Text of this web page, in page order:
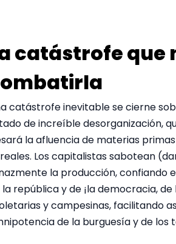
catástrofe que
catástrofe inevitable se cierne
de increíble desorganización,
la afluencia de materias
Los capitalistas sabotean
la producción, confiando
república y de ¡la democracia,
y campesinas, facilitando
de la burguesía y de los